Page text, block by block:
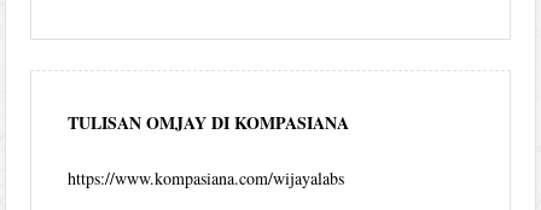
TULISAN OMJAY DI KOMPASIANA
https://www.kompasiana.com/wijayalabs